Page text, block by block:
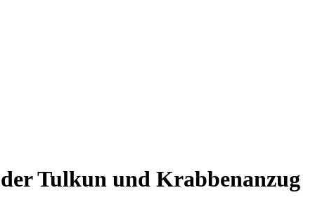
Tulkun und Krabbenanzug